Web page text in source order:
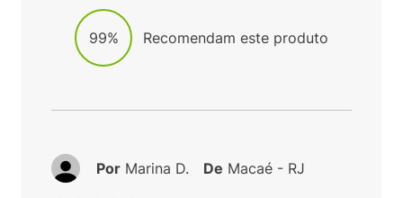
99% Recomendam este produto
Por Marina D. De Macaé - RJ